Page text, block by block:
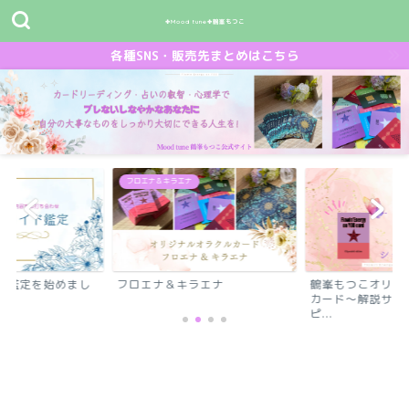
✤Mood tune✤鶴峯もつこ
各種SNS・販売先まとめはこちら
鑑定を始めまし
フロエナ＆キラエナ
フロエナ＆キラエナ
鶴峯もつこオリ
カード～解説サ
ピ...